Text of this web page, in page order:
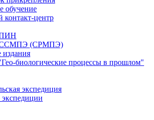
обучение
контакт-центр
ССМПЭ (СРМПЭ)
биологические процессы в прошлом"
экспедиция
экспедиции